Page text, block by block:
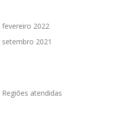
fevereiro 2022
setembro 2021
Regiões atendidas